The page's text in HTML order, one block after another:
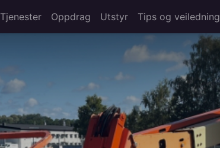
Tjenester Oppdrag Utstyr Tips og veiledning